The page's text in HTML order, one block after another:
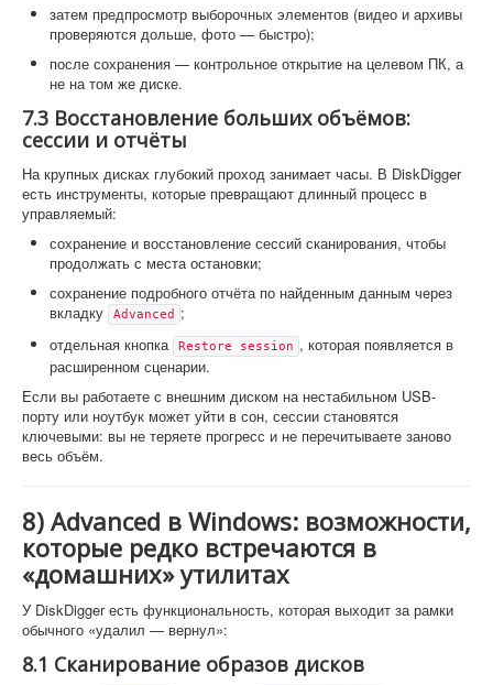
затем предпросмотр выборочных элементов (видео и архивы
проверяются дольше, фото — быстро);
после сохранения — контрольное открытие на целевом ПК, а
не на том же диске.
7.3 Восстановление больших объёмов:
сессии и отчёты
На крупных дисках глубокий проход занимает часы. В DiskDigger
есть инструменты, которые превращают длинный процесс в
управляемый:
сохранение и восстановление сессий сканирования, чтобы
продолжать с места остановки;
сохранение подробного отчёта по найденным данным через
вкладку
Advanced
;
отдельная кнопка
Restore session , которая появляется в
расширенном сценарии.
Если вы работаете с внешним диском на нестабильном USB-
порту или ноутбук может уйти в сон, сессии становятся
ключевыми: вы не теряете прогресс и не перечитываете заново
весь объём.
8) Advanced в Windows: возможности,
которые редко встречаются в
«домашних» утилитах
У DiskDigger есть функциональность, которая выходит за рамки
обычного «удалил — вернул»:
8.1 Сканирование образов дисков